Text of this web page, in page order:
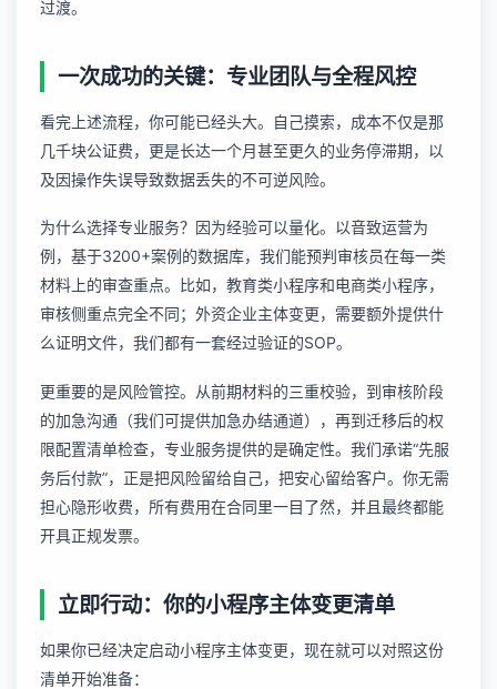
过渡。
一次成功的关键：专业团队与全程风控
看完上述流程，你可能已经头大。自己摸索，成本不仅是那
几千块公证费，更是长达一个月甚至更久的业务停滞期，以
及因操作失误导致数据丢失的不可逆风险。
为什么选择专业服务？因为经验可以量化。以音致运营为
例，基于3200+案例的数据库，我们能预判审核员在每一类
材料上的审查重点。比如，教育类小程序和电商类小程序，
审核侧重点完全不同；外资企业主体变更，需要额外提供什
么证明文件，我们都有一套经过验证的SOP。
更重要的是风险管控。从前期材料的三重校验，到审核阶段
的加急沟通（我们可提供加急办结通道），再到迁移后的权
限配置清单检查，专业服务提供的是确定性。我们承诺“先服
务后付款”，正是把风险留给自己，把安心留给客户。你无需
担心隐形收费，所有费用在合同里一目了然，并且最终都能
开具正规发票。
立即行动：你的小程序主体变更清单
如果你已经决定启动小程序主体变更，现在就可以对照这份
清单开始准备：